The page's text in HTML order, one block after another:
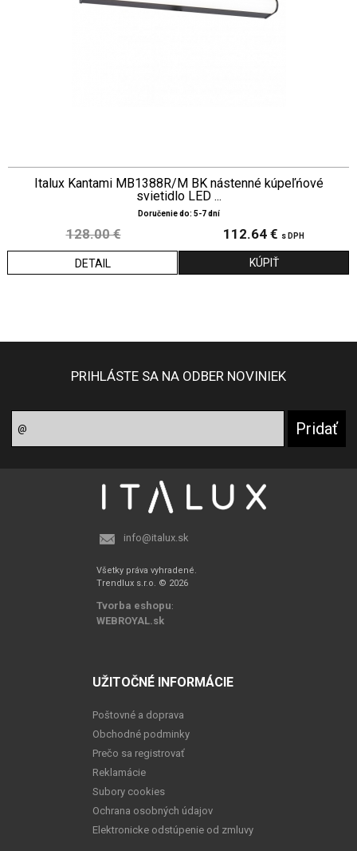
Italux Kantami MB1388R/M BK nástenné kúpeľńové
svietidlo LED ...
Doručenie do: 5-7 dní
128.00 € 112.64 € s DPH
DETAIL
PRIHLÁSTE SA NA ODBER NOVINIEK
info@italux.sk
Všetky práva vyhradené.
Trendlux s.r.o. © 2026
Tvorba eshopu:
WEBROYAL.sk
UŽITOČNÉ INFORMÁCIE
Poštovné a doprava
Obchodné podminky
Prečo sa registrovať
Reklamácie
Subory cookies
Ochrana osobných údajov
Elektronicke odstúpenie od zmluvy